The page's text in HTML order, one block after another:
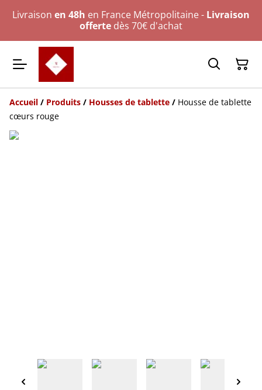
Livraison en 48h en France Métropolitaine - Livraison
offerte dès 70€ d'achat
Accueil / Produits / Housses de tablette / Housse de tablette
cœurs rouge